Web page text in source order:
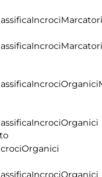
IncrociMarcatori
IncrociMarcatori
IncrociOrganici
IncrociOrganici
Organici
IncrociOrganici